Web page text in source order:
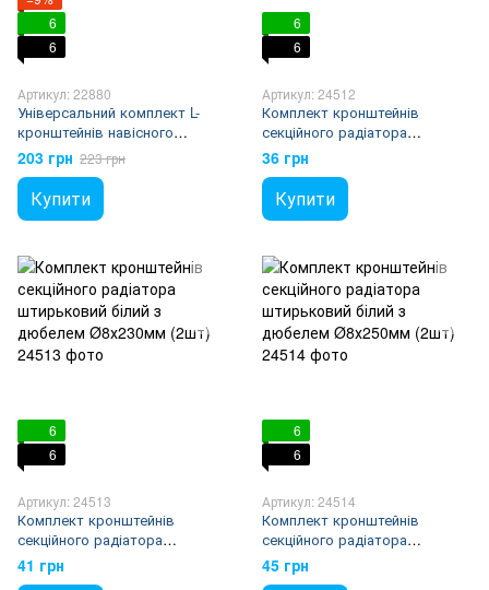
6
6
Артикул: 22880
Універсальний комплект L-
кронштейнів навісного
кріплення панельного
радіатора NS-1017 CRISTAL
(2шт)
203 грн 223 грн
Купити
6
6
Артикул: 24512
Комплект кронштейнів
секційного радіатора
штирьковий білий з дюбелем
Ø8х170мм (2шт)
36 грн
Купити
6
6
Артикул: 24513
Комплект кронштейнів
секційного радіатора
штирьковий білий з дюбелем
Ø8х230мм (2шт)
41 грн
6
6
Артикул: 24514
Комплект кронштейнів
секційного радіатора
штирьковий білий з дюбелем
Ø8х250мм (2шт)
45 грн